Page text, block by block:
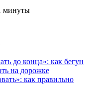
минуты
до конца»: как бегун
на дорожке
как правильно